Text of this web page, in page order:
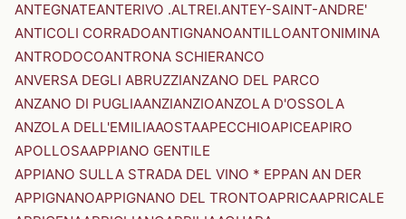
ANTEGNATEANTERIVO .ALTREI.ANTEY-SAINT-ANDRE'
ANTICOLI CORRADOANTIGNANOANTILLOANTONIMINA
ANTRODOCOANTRONA SCHIERANCO
ANVERSA DEGLI ABRUZZIANZANO DEL PARCO
ANZANO DI PUGLIAANZIANZIOANZOLA D'OSSOLA
ANZOLA DELL'EMILIAAOSTAAPECCHIOAPICEAPIRO
APOLLOSAAPPIANO GENTILE
APPIANO SULLA STRADA DEL VINO * EPPAN AN DER
APPIGNANOAPPIGNANO DEL TRONTOAPRICAAPRICALE